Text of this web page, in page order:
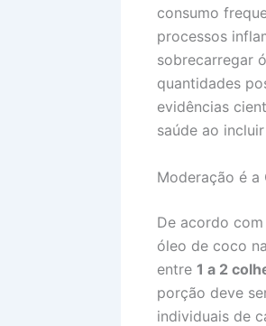
consumo
processos
sobrecarregar
quantidades
evidências
saúde ao
Moderação é a
De acordo
óleo de coco
entre 1 a 2
porção deve
individuais de